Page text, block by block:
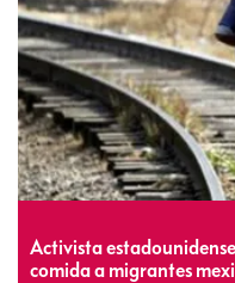
Activista
comida a migrantes